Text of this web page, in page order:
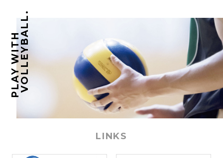
PLAY WITHVOLLEYBALL.
LINKS